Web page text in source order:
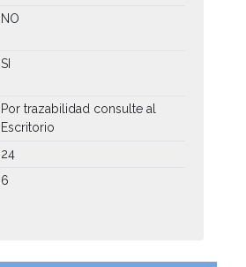
NO
SI
Por trazabilidad consulte al
Escritorio
24
6